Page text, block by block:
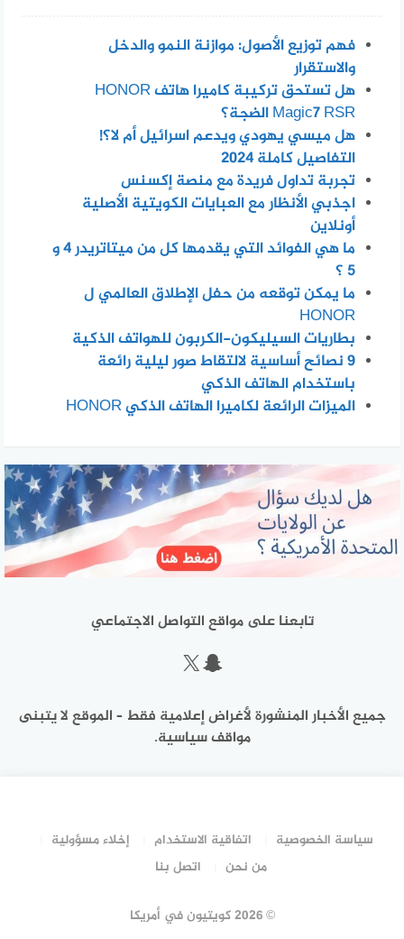
فهم توزيع الأصول: موازنة النمو والدخل
والاستقرار
هل تستحق تركيبة كاميرا هاتف HONOR
Magic7 RSR الضجة؟
هل ميسي يهودي ويدعم اسرائيل أم لا؟!
التفاصيل كاملة 2024
تجربة تداول فريدة مع منصة إكسنس
اجذبي الأنظار مع العبايات الكويتية الأصلية
أونلاين
ما هي الفوائد التي يقدمها كل من ميتاتريدر 4 و
5 ؟
ما يمكن توقعه من حفل الإطلاق العالمي ل
HONOR
بطاريات السيليكون-الكربون للهواتف الذكية
٩ نصائح أساسية لالتقاط صور ليلية رائعة
باستخدام الهاتف الذكي
الميزات الرائعة لكاميرا الهاتف الذكي HONOR
تابعنا على مواقع التواصل الاجتماعي
سناب شات
إكس
جميع الأخبار المنشورة لأغراض إعلامية فقط – الموقع لا يتبنى
مواقف سياسية.
سياسة الخصوصية اتفاقية الاستخدام
إخلاء مسؤولية
من نحن
اتصل بنا
©2026 كويتيون في أمريكا